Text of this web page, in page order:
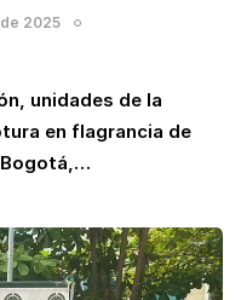
2025
unidades de la
en flagrancia de